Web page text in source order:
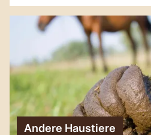
Andere Haustiere